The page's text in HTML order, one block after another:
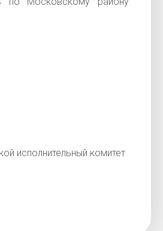
исполнительный комитет